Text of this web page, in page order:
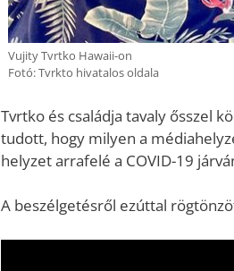
Vujity Tvrtko Hawaii-on
Fotó: Tvrkto hivatalos oldala
Tvrtko és családja tavaly ősszel
tudott, hogy milyen a
helyzet arrafelé a COVID-19
A beszélgetésről ezúttal